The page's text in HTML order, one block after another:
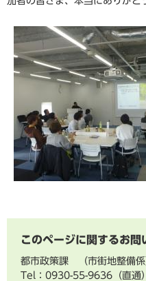
このページに関するお問
都市政策課
市街地整備係
Tel：0930-55-9636（直通）